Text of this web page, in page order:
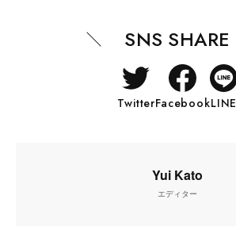
SNS SHARE
TwitterFacebookLINE
Yui Kato
エディター